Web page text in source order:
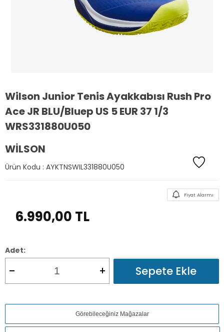
Wilson Junior Tenis Ayakkabısı Rush Pro
Ace JR BLU/Bluep US 5 EUR 37 1/3
WRS331880U050
WILSON
Ürün Kodu : AYKTNSWIL331880U050
Fiyat Alarmı
6.990,00 TL
Adet:
Sepete Ekle
Görebileceğiniz Mağazalar